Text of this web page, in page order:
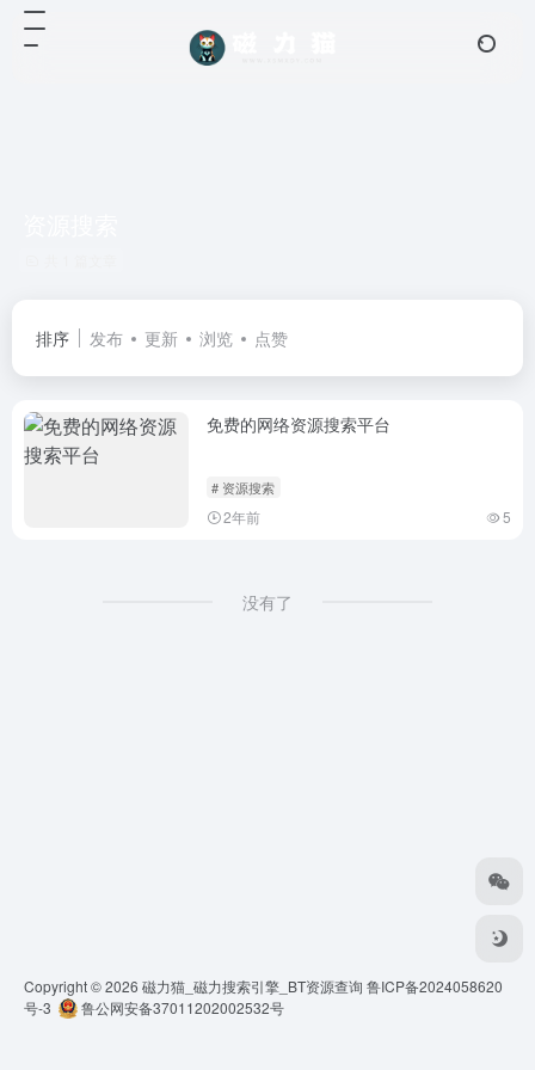
排序 发布 更新 浏览 点赞
免费的网络资源搜索平台
# 资源搜索
2年前 5
没有了
Copyright © 2026 磁力猫_磁力搜索引擎_BT资源查询 鲁ICP备2024058620
号-3
鲁公网安备37011202002532号